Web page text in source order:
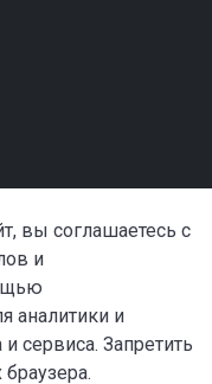
вы соглашаетесь с
и
аналитики и
сервиса. Запретить